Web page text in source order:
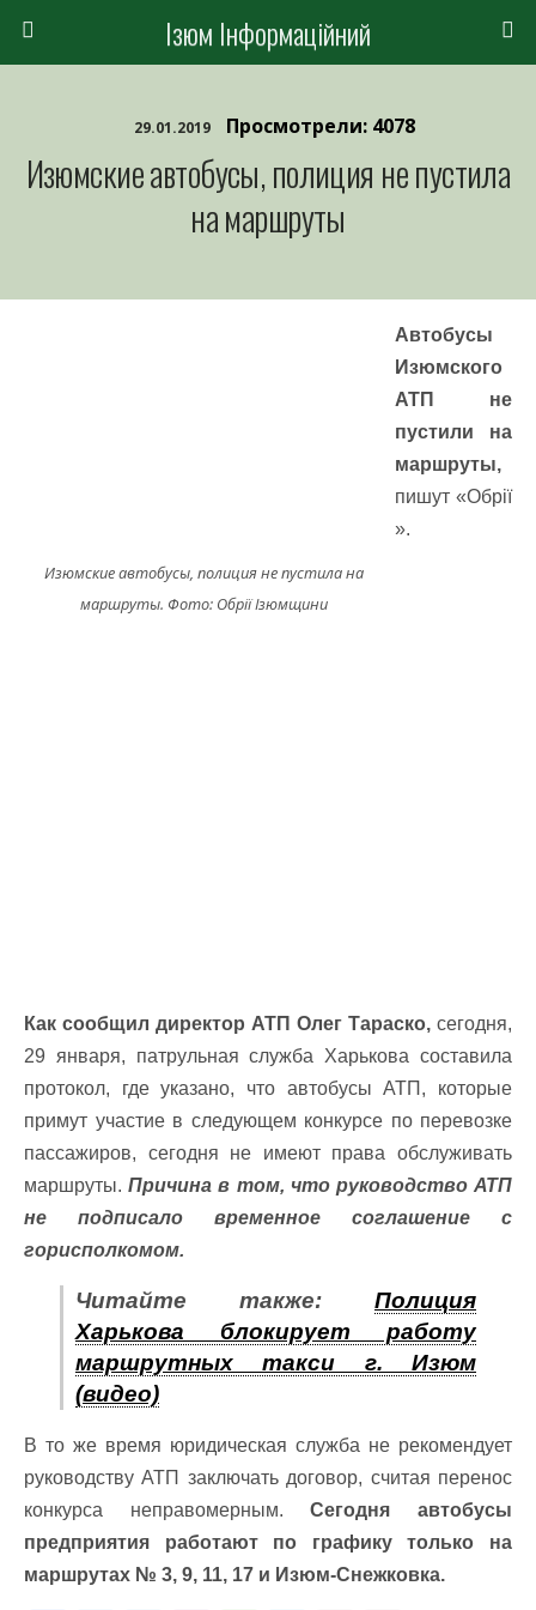
Ізюм Інформаційний
29.01.2019 Просмотрели: 4078
Изюмские автобусы, полиция не пустила
на маршруты
Изюмские автобусы, полиция не пустила на
маршруты. Фото: Обрії Ізюмщини
Автобусы
Изюмского
АТП не
пустили на
маршруты,
пишут «Обрії
».
Как сообщил директор АТП Олег Тараско, сегодня,
29 января, патрульная служба Харькова составила
протокол, где указано, что автобусы АТП, которые
примут участие в следующем конкурсе по перевозке
пассажиров, сегодня не имеют права обслуживать
маршруты.Причина в том, что руководство АТП
не подписало временное соглашение с
горисполкомом.
Читайте также: Полиция
Харькова блокирует работу
маршрутных такси г. Изюм
(видео)
В то же время юридическая служба не рекомендует
руководству АТП заключать договор, считая перенос
конкурса неправомерным.Сегодня автобусы
предприятия работают по графику только на
маршрутах № 3, 9, 11, 17 и Изюм-Снежковка.